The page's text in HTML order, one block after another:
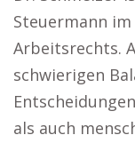
Steuermann
Arbeitsrechts.
schwierigen
als auch